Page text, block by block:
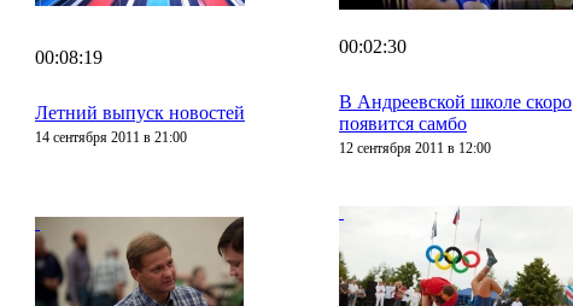
00:08:19
Летний выпуск новостей
14 сентября 2011 в 21:00
00:02:30
В Андреевской школе скоро
появится самбо
12 сентября 2011 в 12:00